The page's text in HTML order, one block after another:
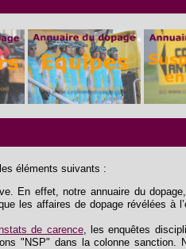
éléments suivants :
En effet, notre annuaire du
les affaires de dopage révélées à
de carence, les enquêtes
"NSP" dans la colonne